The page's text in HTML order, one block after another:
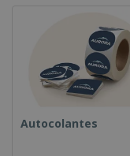
Autocolantes